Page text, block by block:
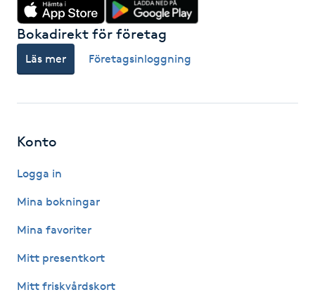
Nagelförlängning
Nagelförlängning akryl
Nagelförlängning silke
Nagelförstärkning
Nagelsvamp
Bokadirekt för företag
Läs mer Företagsinloggning
Konto
Logga in
Mina bokningar
Mina favoriter
Mitt presentkort
Mitt friskvårdskort